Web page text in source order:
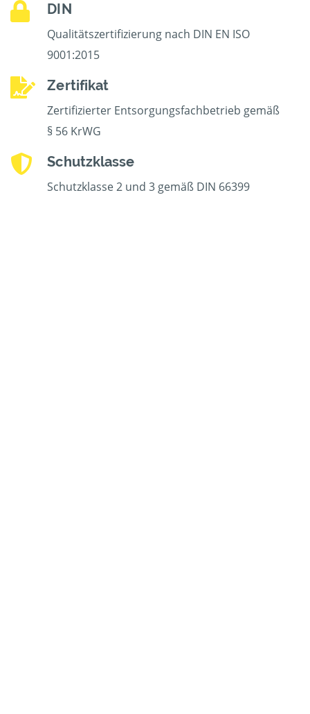
DIN
Qualitätszertifizierung nach DIN EN ISO
9001:2015
Zertifikat
Zertifizierter Entsorgungsfachbetrieb gemäß
§ 56 KrWG
Schutzklasse
Schutzklasse 2 und 3 gemäß DIN 66399